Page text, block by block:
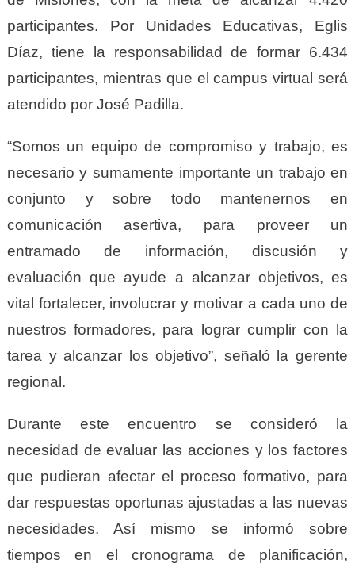
participantes. Por Unidades Educativas, Eglis
Díaz, tiene la responsabilidad de formar 6.434
participantes, mientras que el campus virtual será
atendido por José Padilla.
“Somos un equipo de compromiso y trabajo, es
necesario y sumamente importante un trabajo en
conjunto y sobre todo mantenernos en
comunicación asertiva, para proveer un
entramado de información, discusión y
evaluación que ayude a alcanzar objetivos, es
vital fortalecer, involucrar y motivar a cada uno de
nuestros formadores, para lograr cumplir con la
tarea y alcanzar los objetivo”, señaló la gerente
regional.
Durante este encuentro se consideró la
necesidad de evaluar las acciones y los factores
que pudieran afectar el proceso formativo, para
dar respuestas oportunas ajustadas a las nuevas
necesidades. Así mismo se informó sobre
tiempos en el cronograma de planificación,